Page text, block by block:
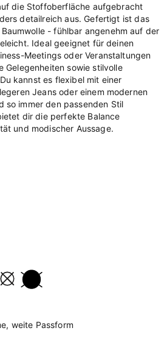
die Stoffoberfläche aufgebracht
detailreich aus. Gefertigt ist das
- fühlbar angenehm auf der
Ideal geeignet für deinen
Meetings oder Veranstaltungen
Gelegenheiten sowie stilvolle
kannst es flexibel mit einer
Jeans oder einem modernen
so immer den passenden Stil
dir die perfekte Balance
und modischer Aussage.
weite Passform